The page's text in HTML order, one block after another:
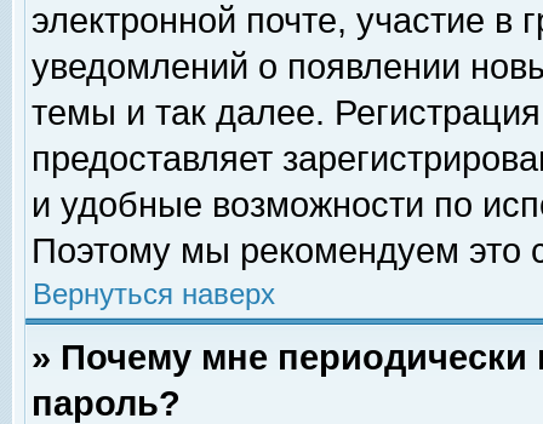
электронной почте, участие в
уведомлений о появлении
темы и так далее.
предоставляет
и удобные возможности по
Поэтому мы рекомендуем это
Вернуться наверх
» Почему мне
пароль?